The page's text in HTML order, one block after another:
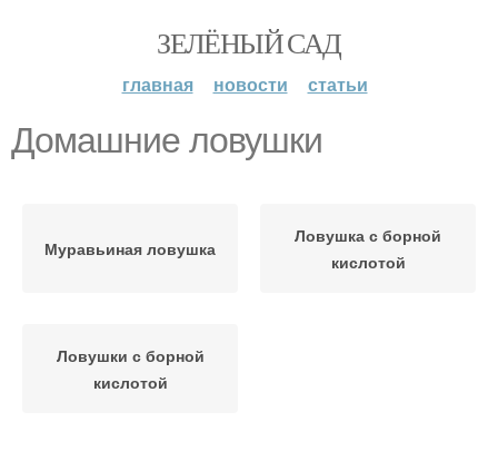
ЗЕЛЁНЫЙ САД
главная новости статьи
Домашние ловушки
Муравьиная ловушка
Ловушка с борной
кислотой
Ловушки с борной
кислотой